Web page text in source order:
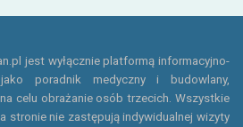
jest wyłącznie platformą informacyjno-
poradnik medyczny i budowlany,
celu obrażanie osób trzecich. Wszystkie
stronie nie zastępują indywidualnej wizyty